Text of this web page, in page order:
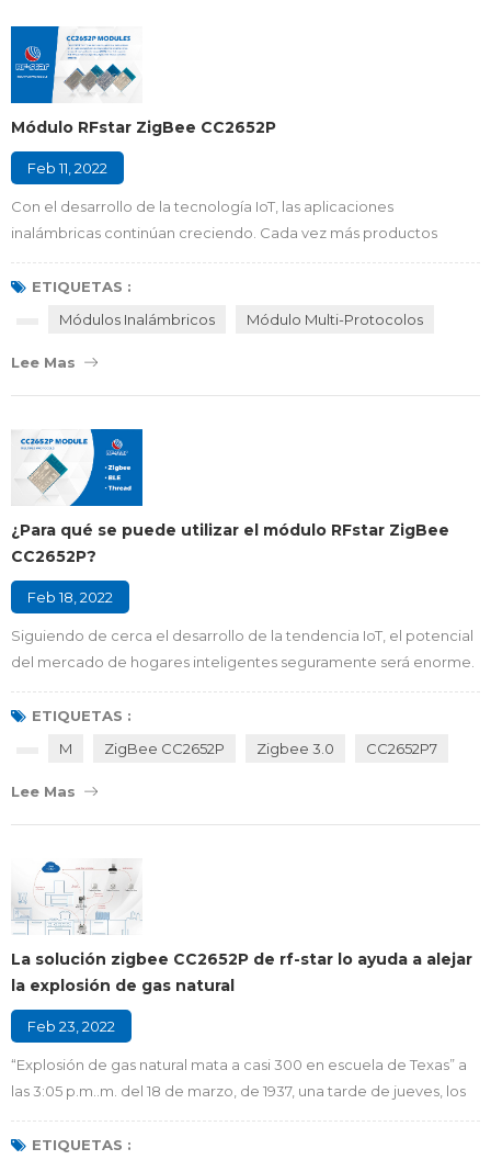
Módulo RFstar ZigBee CC2652P
Feb 11, 2022
Con el desarrollo de la tecnología IoT, las aplicaciones
inalámbricas continúan creciendo. Cada vez más productos
finales incorporan módulos inalámbricos , como BLE , Wi-Fi ,
ZigBee y Thread. Y algunos circuitos integrados pueden admitir
múltiples protocolos. El CC2652P de Texas Instruments, que es un
de potencia integrado. Tiene un con...
ETIQUETAS :
Módulos Inalámbricos
Módulo Multi-Protocolos
Lee Mas
¿Para qué se puede utilizar el módulo RFstar ZigBee
CC2652P?
Feb 18, 2022
Siguiendo de cerca el desarrollo de la tendencia IoT, el potencial
del mercado de hogares inteligentes seguramente será enorme.
En el asistente doméstico actual, una gran parte de los
dispositivos inteligentes utiliza el protocolo Zigbee como la red
de comunicación del dispositivo, principalmente debido a las
energía, los múltiples nodos ...
ETIQUETAS :
M
ZigBee CC2652P Zigbee 3.0 CC2652P7
Lee Mas
La solución zigbee CC2652P de rf-star lo ayuda a alejar
la explosión de gas natural
Feb 23, 2022
“Explosión de gas natural mata a casi 300 en escuela de Texas” a
las 3:05 p.m..m. del 18 de marzo, de 1937, una tarde de jueves, los
694 alumnos y 40 profesores asistentes a la escuela consolidada
esperaban con ansias la campana final, que iba a sonar en 10
ETIQUETAS :